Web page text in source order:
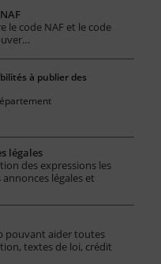
le code NAF et le code
à publier des
légales
des expressions les
légales et
pouvant aider toutes
textes de loi, crédit